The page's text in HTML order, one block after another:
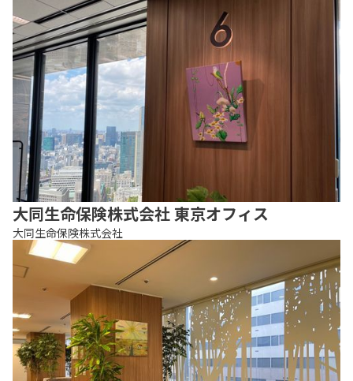
大同生命保険株式会社 東京オフィス
大同生命保険株式会社